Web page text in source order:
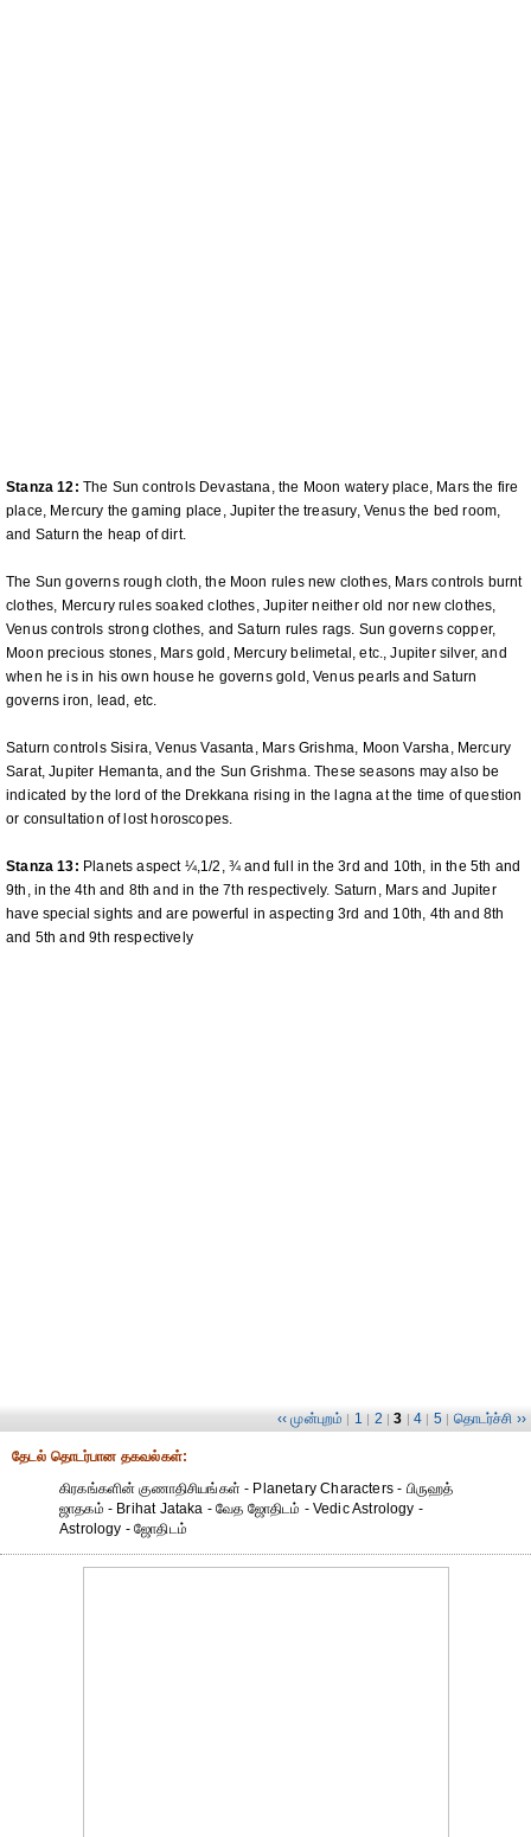
Stanza 12: The Sun controls Devastana, the Moon watery place, Mars the fire
place, Mercury the gaming place, Jupiter the treasury, Venus the bed room,
and Saturn the heap of dirt.
The Sun governs rough cloth, the Moon rules new clothes, Mars controls burnt
clothes, Mercury rules soaked clothes, Jupiter neither old nor new clothes,
Venus controls strong clothes, and Saturn rules rags. Sun governs copper,
Moon precious stones, Mars gold, Mercury belimetal, etc., Jupiter silver, and
when he is in his own house he governs gold, Venus pearls and Saturn
governs iron, lead, etc.
Saturn controls Sisira, Venus Vasanta, Mars Grishma, Moon Varsha, Mercury
Sarat, Jupiter Hemanta, and the Sun Grishma. These seasons may also be
indicated by the lord of the Drekkana rising in the lagna at the time of question
or consultation of lost horoscopes.
Stanza 13: Planets aspect ¼,1/2, ¾ and full in the 3rd and 10th, in the 5th and
9th, in the 4th and 8th and in the 7th respectively. Saturn, Mars and Jupiter
have special sights and are powerful in aspecting 3rd and 10th, 4th and 8th
and 5th and 9th respectively
‹‹ முன்புறம் | 1 | 2 | 3 | 4 | 5 | தொடர்ச்சி ››
தேட‌ல் தொட‌ர்பான தகவ‌ல்க‌ள்:
கிரகங்களின் குணாதிசியங்கள் - Planetary Characters - பிருஹத்
ஜாதகம் - Brihat Jataka - வேத ஜோதிடம் - Vedic Astrology -
Astrology - ஜோதிடம்